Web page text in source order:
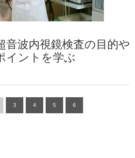
音波内視鏡検査の目的や
イントを学ぶ
3 4 5 6